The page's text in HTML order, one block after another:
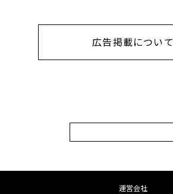
広告掲載について
索:
運営会社